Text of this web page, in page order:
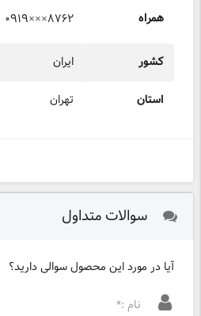
همراه ۰۹۱۹×××۸۷۶۲
کشور ایران
استان تهران
سوالات متداول
آیا در مورد این محصول سوالی دارید؟
نام :*